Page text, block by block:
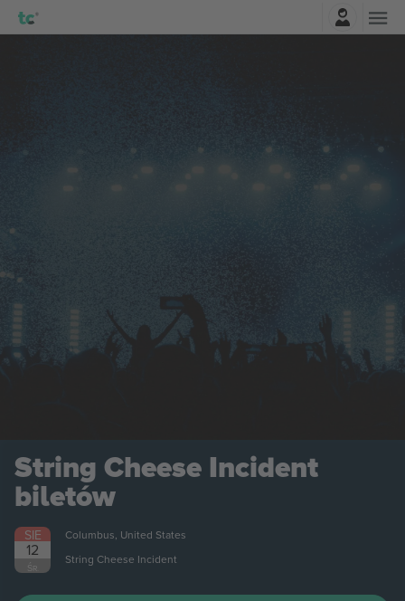
String Cheese Incident
biletów
SIE
12
ŚR.
Columbus, United States
String Cheese Incident